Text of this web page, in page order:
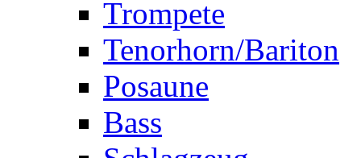
Trompete
Tenorhorn/Bariton
Posaune
Bass